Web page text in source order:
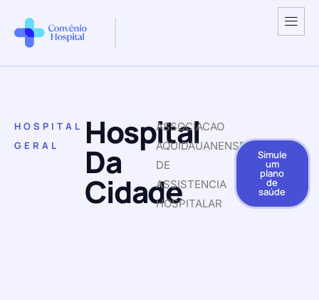
HOSPITAL
GERAL
Hospital
Da
Cidade
ASSOCIACAO
AQUIDAUANENSE
DE
ASSISTENCIA
HOSPITALAR
Simule
um
plano
de
saúde